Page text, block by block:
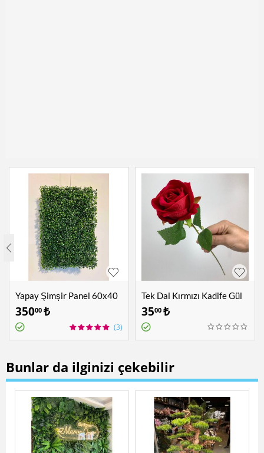
Yapay Şimşir Panel 60x40
cm
35000 ₺
(3)
Tek Dal Kırmızı Kadife Gül
3500 ₺
Bunlar da ilginizi çekebilir